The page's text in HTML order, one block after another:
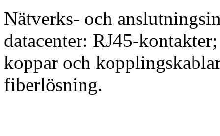
Nätverks- och
datacenter: RJ45-
koppar och
fiberlösning.